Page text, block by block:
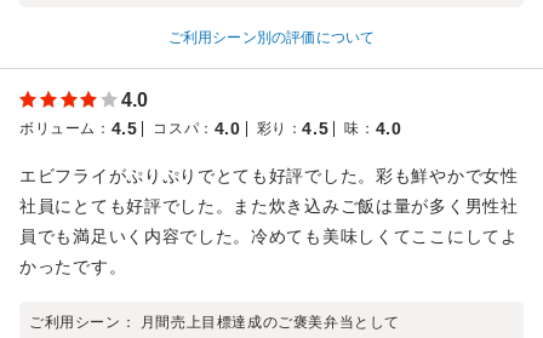
ご利用シーン別の評価について
4.0
ボリューム ： 4.5 コスパ ： 4.0 彩り ：4.5 味 ： 4.0
エビフライがぷりぷりでとても好評でした。彩も鮮やかで女性
社員にとても好評でした。また炊き込みご飯は量が多く男性社
員でも満足いく内容でした。冷めても美味しくてここにしてよ
かったです。
ご利用シーン： 月間売上目標達成のご褒美弁当として